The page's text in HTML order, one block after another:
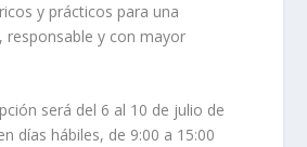
y prácticos para una
responsable y con mayor
será del 6 al 10 de julio de
días hábiles, de 9:00 a 15:00